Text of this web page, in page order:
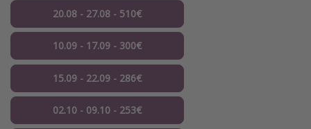
20.08 - 27.08 - 510€
10.09 - 17.09 - 300€
15.09 - 22.09 - 286€
02.10 - 09.10 - 253€